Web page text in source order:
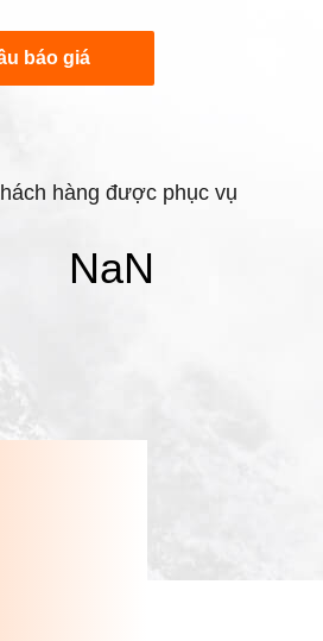
các bộ thiết bị
QuốcBVEM
để cung cấp
báo giá
hàng được phục vụ
NaN